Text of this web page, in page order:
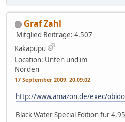
Graf Zahl
Mitglied Beiträge: 4.507
Kakapupu
Location: Unten und im
Norden
17 September 2009, 20:09:02
http://www.amazon.de/exec/
Black Water Special Edition für